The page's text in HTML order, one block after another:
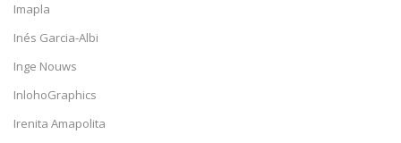
Imapla
Inés Garcia-Albi
Inge Nouws
InlohoGraphics
Irenita Amapolita